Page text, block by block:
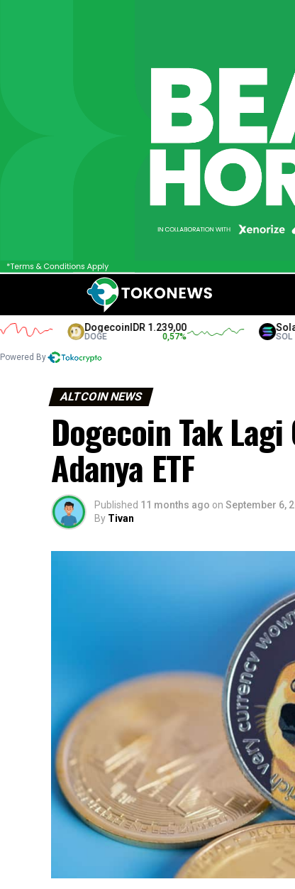
DogecoinIDR 1.239,00
DOGE
SolanaIDR
Powered By
ALTCOIN NEWS
Dogecoin Tak
Adanya ETF
Published 11 months ago on September 6,
By Tivan